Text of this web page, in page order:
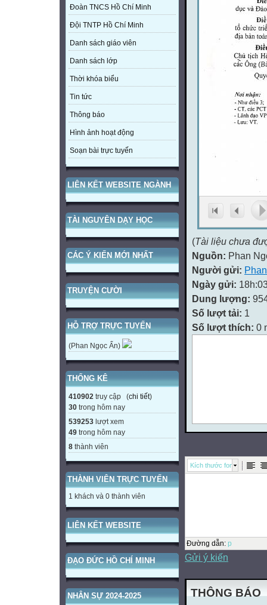
Đoàn TNCS Hồ Chí Minh
Đội TNTP Hồ Chí Minh
Danh sách giáo viên
Danh sách lớp
Thời khóa biểu
Tin tức
Thông báo
Hình ảnh hoạt động
Soạn bài trực tuyến
LIÊN KẾT WEBSITE NGÀNH
TÀI NGUYÊN DẠY HỌC
CÁC Ý KIẾN MỚI NHẤT
TRUYỆN CƯỜI
HỖ TRỢ TRỰC TUYẾN
(Phan Ngọc Ẩn)
THỐNG KÊ
410902 truy cập (chi tiết)
30 trong hôm nay
539253 lượt xem
49 trong hôm nay
8 thành viên
THÀNH VIÊN TRỰC TUYẾN
1 khách và 0 thành viên
LIÊN KẾT WEBSITE
ĐẠO ĐỨC HỒ CHÍ MINH
NHÂN SỰ 2024-2025
(Tài liệu chưa
Nguồn: Phan
Người gửi:
Ngày gửi:
Dung lượng:
Số lượt tải: 1
Số lượt thích: 0
Kích thước font
Đường dẫn: p
Gửi ý kiến
THÔNG BÁO